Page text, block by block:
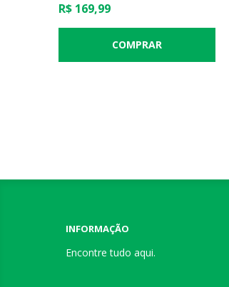
R$ 169,99
INFORMAÇÃO
Encontre tudo aqui.